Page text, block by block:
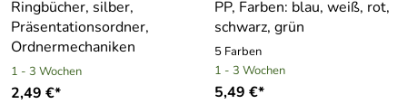
Ringbücher, silber,
Präsentationsordner,
Ordnermechaniken
1 - 3 Wochen
2,49 €*
PP, Farben: blau, weiß, rot,
schwarz, grün
5 Farben
1 - 3 Wochen
5,49 €*